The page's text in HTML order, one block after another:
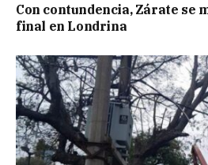
Con contundencia, Zárate se
final en Londrina